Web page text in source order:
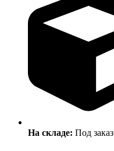
На складе: Под заказ